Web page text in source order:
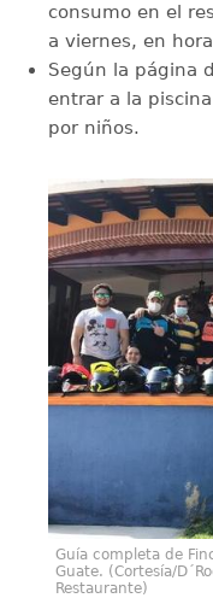
consumo en el
a viernes, en
Según la página
entrar a la
por niños.
Guía completa de
Guate. (Cortesía/
Restaurante)